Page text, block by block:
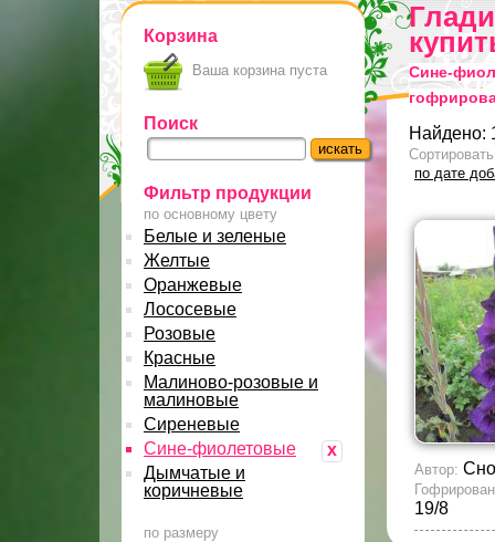
Корзина
Ваша корзина пуста
Поиск
Фильтр продукции
по основному цвету
Белые и зеленые
Желтые
Оранжевые
Лососевые
Розовые
Красные
Малиново-розовые и
малиновые
Сиреневые
x
Сине-фиолетовые
Дымчатые и
коричневые
по размеру
Сине-
Найдено:
по дате
Автор:
19/8